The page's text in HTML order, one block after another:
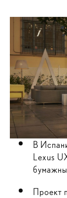
В
Lexus
Проект